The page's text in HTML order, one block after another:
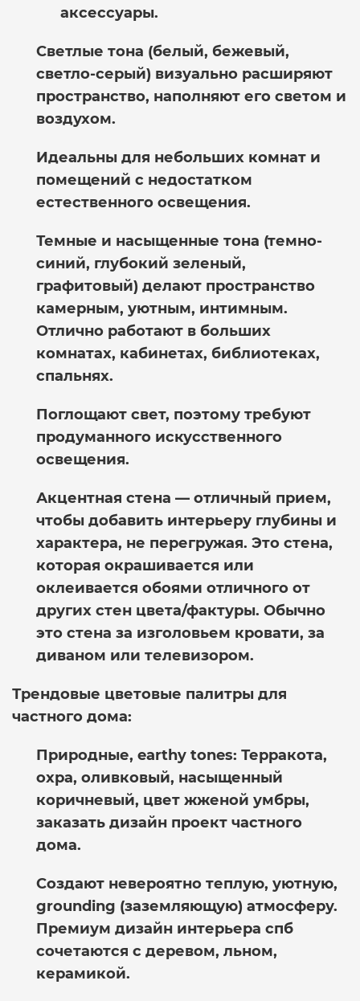
аксессуары.
Светлые тона (белый, бежевый,
светло-серый) визуально расширяют
пространство, наполняют его светом и
воздухом.
Идеальны для небольших комнат и
помещений с недостатком
естественного освещения.
Темные и насыщенные тона (темно-
синий, глубокий зеленый,
графитовый) делают пространство
камерным, уютным, интимным.
Отлично работают в больших
комнатах, кабинетах, библиотеках,
спальнях.
Поглощают свет, поэтому требуют
продуманного искусственного
освещения.
Акцентная стена — отличный прием,
чтобы добавить интерьеру глубины и
характера, не перегружая. Это стена,
которая окрашивается или
оклеивается обоями отличного от
других стен цвета/фактуры. Обычно
это стена за изголовьем кровати, за
диваном или телевизором.
Трендовые цветовые палитры для
частного дома:
Природные, earthy tones: Терракота,
охра, оливковый, насыщенный
коричневый, цвет жженой умбры,
заказать дизайн проект частного
дома.
Создают невероятно теплую, уютную,
grounding (заземляющую) атмосферу.
Премиум дизайн интерьера спб
сочетаются с деревом, льном,
керамикой.